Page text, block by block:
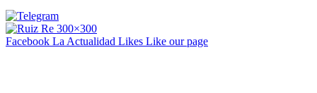
Facebook La Actualidad Likes Like our page